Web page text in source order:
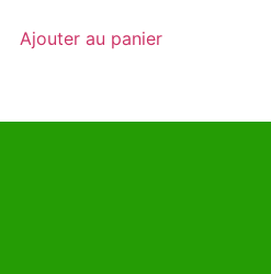
Ajouter au panier